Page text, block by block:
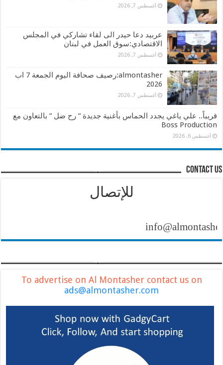
أغسطس 7, 2026
عربيد دعا حيدر الى لقاء تشاركي في المجلس
الاقتصادي:سوق العمل في لبنان
أغسطس 7, 2026
almontasher:رصيف صحافة اليوم الجمعة 7 اب
2026
أغسطس 7, 2026
قريباً.. علي ياغي يجدد الحماس بأغنية جديدة ” رح ضل ” بالتعاون مع
Boss Production
أغسطس 6, 2026
contact us
للإتصال
info@almontasher.com
To advertise on Al Montasher contact us on
ads@almontasher.com